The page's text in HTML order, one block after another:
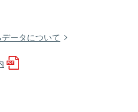
ータについて